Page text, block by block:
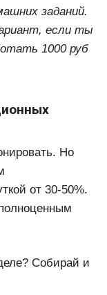
заданий.
если ты
1000 руб
Но
от 30-50%.
Собирай и